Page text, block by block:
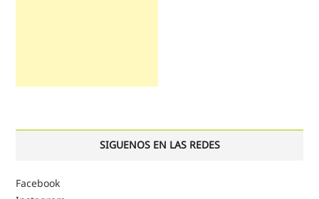
SIGUENOS EN LAS REDES
Facebook